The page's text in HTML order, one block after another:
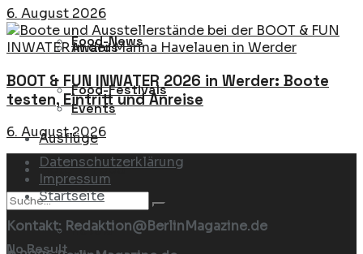
Awards
Events
Hotel & Food
Hotels
Food-News
Food-Festivals
Ausflüge
No Result
6. August 2026
BOOT & FUN INWATER 2026 in Werder: Boote
testen, Eintritt und Anreise
6. August 2026
Datenschutzerklärung
Impressum
Startseite
Kontakt: Redaktion@BerlinMagazine.de